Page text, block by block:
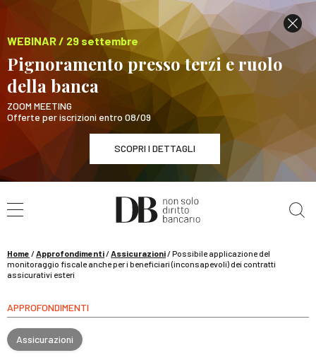
WEBINAR / 29 settembre
Pignoramento presso terzi e ruolo
della banca
ZOOM MEETING
Offerte per iscrizioni entro 08/09
SCOPRI I DETTAGLI
WEBINAR / 29 settembre
Pignoramento presso terzi e ruolo della banca
Home /Approfondimenti/Assicurazioni/Possibile applicazione del
monitoraggio fiscale anche per i beneficiari (inconsapevoli) dei contratti
assicurativi esteri
APPROFONDIMENTI
Assicurazioni